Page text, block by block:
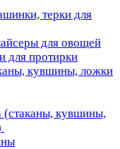
терки для
для овощей
для протирки
кувшины, ложки
(стаканы, кувшины,